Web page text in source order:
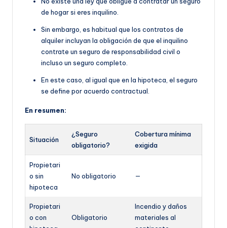
de hogar si eres inquilino.
Sin embargo, es habitual que los contratos de
alquiler incluyan la obligación de que el inquilino
contrate un seguro de responsabilidad civil o
incluso un seguro completo.
En este caso, al igual que en la hipoteca, el seguro
se define por acuerdo contractual.
En resumen:
Situación
¿Seguro
obligatorio?
Cobertura mínima
exigida
Propietari
o sin
hipoteca
No obligatorio —
Propietari
o con
Obligatorio
Incendio y daños
materiales al